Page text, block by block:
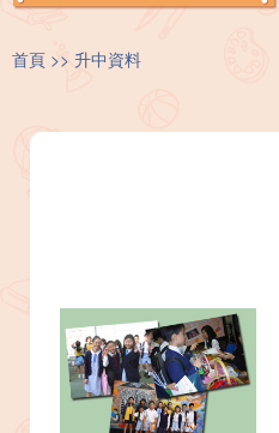
首頁 升中資料